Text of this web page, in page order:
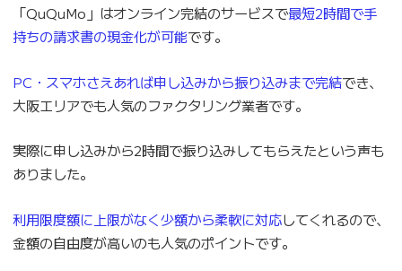
「QuQuMo」はオンライン完結のサービスで最短2時間で手
持ちの請求書の現金化が可能です。
PC・スマホさえあれば申し込みから振り込みまで完結でき、
大阪エリアでも人気のファクタリング業者です。
実際に申し込みから2時間で振り込みしてもらえたという声も
ありました。
利用限度額に上限がなく少額から柔軟に対応してくれるので、
金額の自由度が高いのも人気のポイントです。